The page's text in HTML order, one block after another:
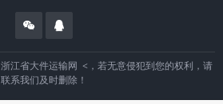
浙江省大件运输网 <，若无意侵犯到您的权利，请
联系我们及时删除！